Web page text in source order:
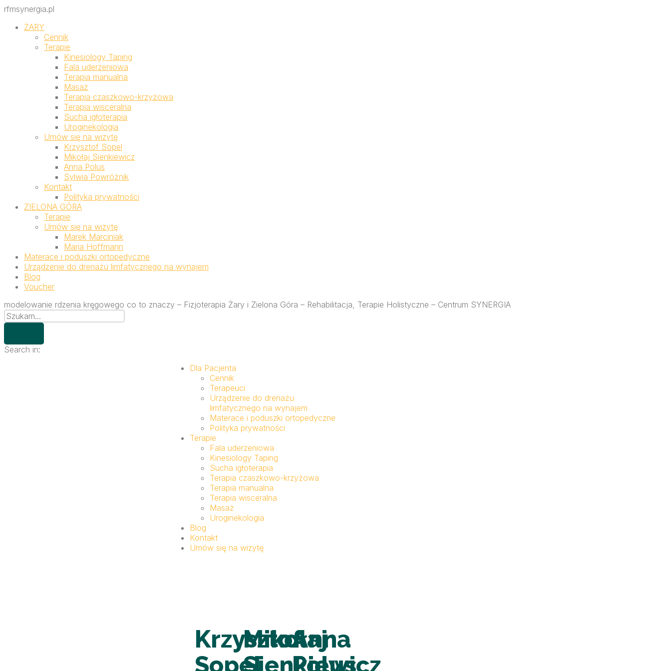
rfmsynergia.pl
ŻARY
Cennik
Terapie
Kinesiology Taping
Fala uderzeniowa
Terapia manualna
Masaż
Terapia czaszkowo-krzyżowa
Terapia wisceralna
Sucha igłoterapia
Uroginekologia
Umów się na wizytę
Krzysztof Sopel
Mikołaj Sienkiewicz
Anna Polus
Sylwia Powróżnik
Kontakt
Polityka prywatności
ZIELONA GÓRA
Terapie
Umów się na wizytę
Marek Marciniak
Maria Hoffmann
Materace i poduszki ortopedyczne
Urządzenie do drenażu limfatycznego na wynajem
Blog
Voucher
modelowanie rdzenia kręgowego co to znaczy – Fizjoterapia Żary i Zielona Góra – Rehabilitacja, Terapie Holistyczne – Centrum SYNERGIA
Search in:
Dla Pacjenta
Cennik
Terapeuci
Urządzenie do drenażu
limfatycznego na wynajem
Materace i poduszki ortopedyczne
Polityka prywatności
Terapie
Fala uderzeniowa
Kinesiology Taping
Sucha igłoterapia
Terapia czaszkowo-krzyżowa
Terapia manualna
Terapia wisceralna
Masaż
Uroginekologia
Blog
Kontakt
Umów się na wizytę
Krzysztof
Sopel
Mikołaj
Sienkiewicz
Anna
Polus